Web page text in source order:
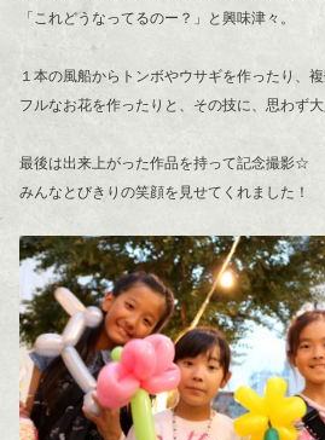
「これどうなってるのー？」と興味津々。
１本の風船からトンボやウサギを作ったり、
フルなお花を作ったりと、その技に、思わず
最後は出来上がった作品を持って記念撮影☆
みんなとびきりの笑顔を見せてくれました！